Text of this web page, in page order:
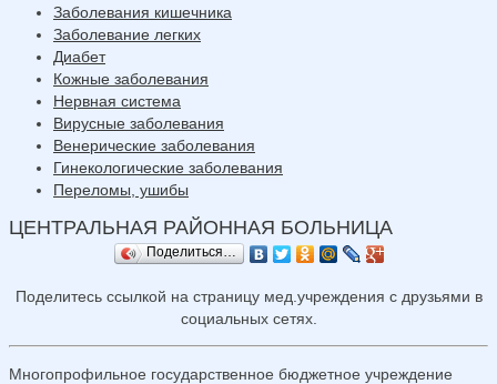
Заболевания кишечника
Заболевание легких
Диабет
Кожные заболевания
Нервная система
Вирусные заболевания
Венерические заболевания
Гинекологические заболевания
Переломы, ушибы
ЦЕНТРАЛЬНАЯ РАЙОННАЯ БОЛЬНИЦА
Поделиться…
Поделитесь ссылкой на страницу мед.учреждения с друзьями в
социальных сетях.
Многопрофильное государственное бюджетное учреждение